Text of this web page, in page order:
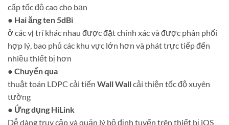
cấp tốc độ cao cho bạn
● Hai ăng ten 5dBi
ở các vị trí khác nhau được đặt chính xác và được phân phối
hợp lý, bao phủ các khu vực lớn hơn và phát trực tiếp đến
nhiều thiết bị hơn
● Chuyển qua
thuật toán LDPC cải tiến Wall Wallcải thiện tốc độ xuyên
tường
● Ứng dụng HiLink
Dễ dàng truy cập và quản lý bộ định tuyến trên thiết bị iOS